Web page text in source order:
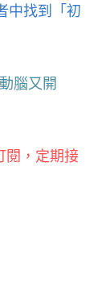
中找到「初
腦又開
閱，定期接